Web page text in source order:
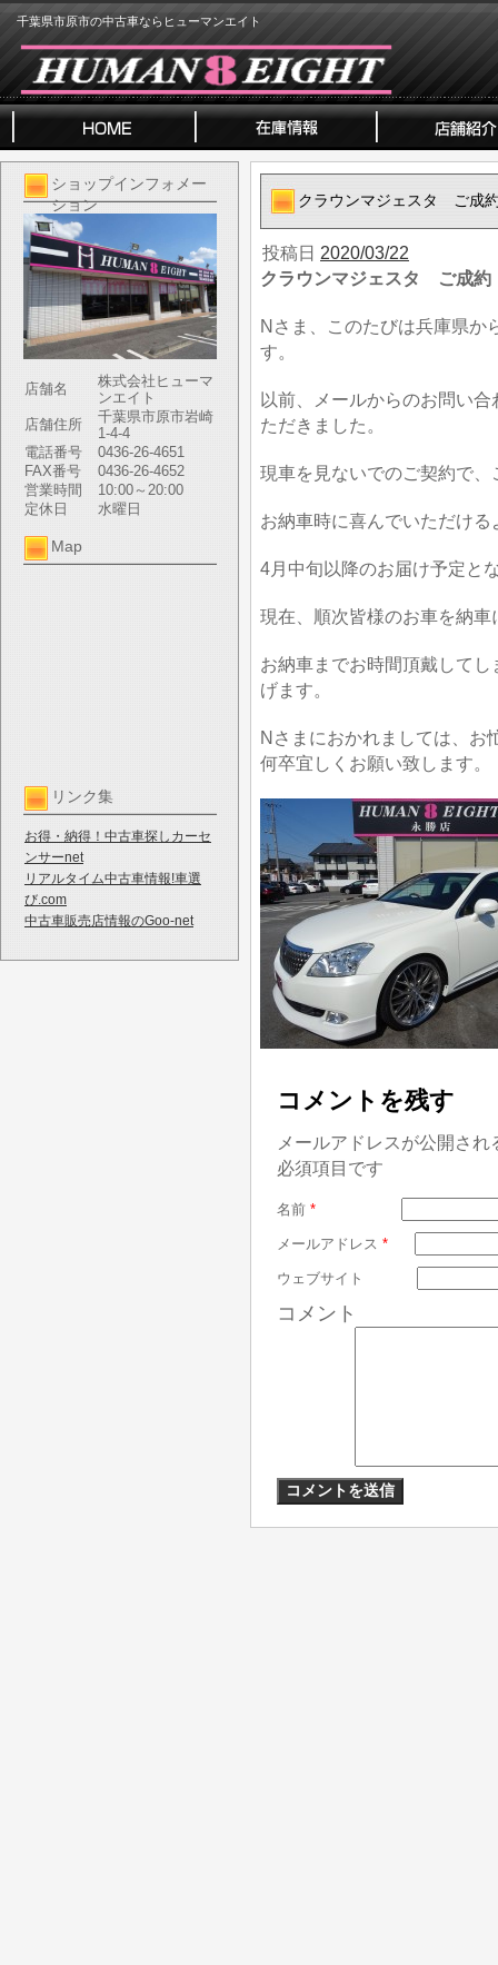
千葉県市原市の中古車ならヒューマンエイト
ショップインフォメー
ション
店舗名
株式会社ヒューマ
ンエイト
店舗住所
千葉県市原市岩崎
1-4-4
電話番号
0436-26-4651
FAX番号
0436-26-4652
営業時間
10:00～20:00
定休日
水曜日
Map
リンク集
お得・納得！中古車探しカーセ
ンサーnet
リアルタイム中古車情報!車選
び.com
中古車販売店情報のGoo-net
クラウンマジェスタ ご成
投稿日 2020/03/22
クラウンマジェスタ ご成約
Nさま、このたびは兵庫県か
す。
以前、メールからのお問い
ただきました。
現車を見ないでのご契約で
お納車時に喜んでいただけ
4月中旬以降のお届け予定と
現在、順次皆様のお車を納
お納車までお時間頂戴して
げます。
Nさまにおかれましては、お
何卒宜しくお願い致します。
コメントを残す
メールアドレスが公開さ
必須項目です
名前 *
メールアドレス *
ウェブサイト
コメント